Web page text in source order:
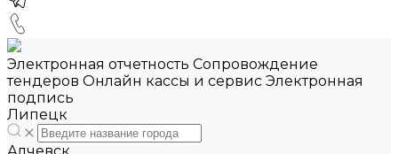
Электронная отчетность Сопровождение
тендеров Онлайн кассы и сервис Электронная
подпись
Липецк